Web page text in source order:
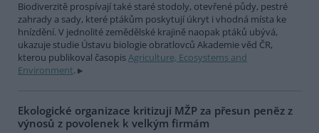
Biodiverzitě prospívají také staré stodoly, otevřené půdy, pestré
zahrady a sady, které ptákům poskytují úkryt i vhodná místa ke
hnízdění. V jednolité zemědělské krajině naopak ptáků ubývá,
ukazuje studie Ústavu biologie obratlovců Akademie věd ČR,
kterou publikoval časopisAgriculture, Ecosystems and
Environment.
Ekologické organizace kritizují MŽP za přesun peněz z
výnosů z povolenek k velkým firmám